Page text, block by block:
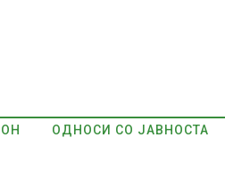
ОДНОСИ СО ЈАВНОСТА